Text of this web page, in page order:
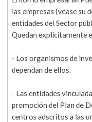
las empresas (véase su
entidades del Sector
Quedan explícitamente
- Los organismos de
dependan de ellos.
- Las entidades
promoción del Plan de
centros adscritos a las